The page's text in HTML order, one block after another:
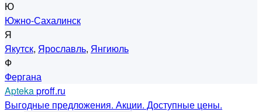
Ю
Южно-Сахалинск
Я
Якутск, Ярославль, Янгиюль
Ф
Фергана
Aptekaproff.ru
Выгодные предложения. Акции. Доступные цены.